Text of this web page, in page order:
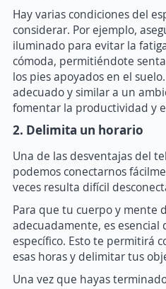
Hay varias condiciones del
considerar. Por ejemplo,
iluminado para evitar la
cómoda, permitiéndote
los pies apoyados en el
adecuado y similar a un
fomentar la productividad y
2. Delimita un horario
Una de las desventajas del
podemos conectarnos
veces resulta difícil
Para que tu cuerpo y mente
adecuadamente, es
específico. Esto te permitirá
esas horas y delimitar tus
Una vez que hayas